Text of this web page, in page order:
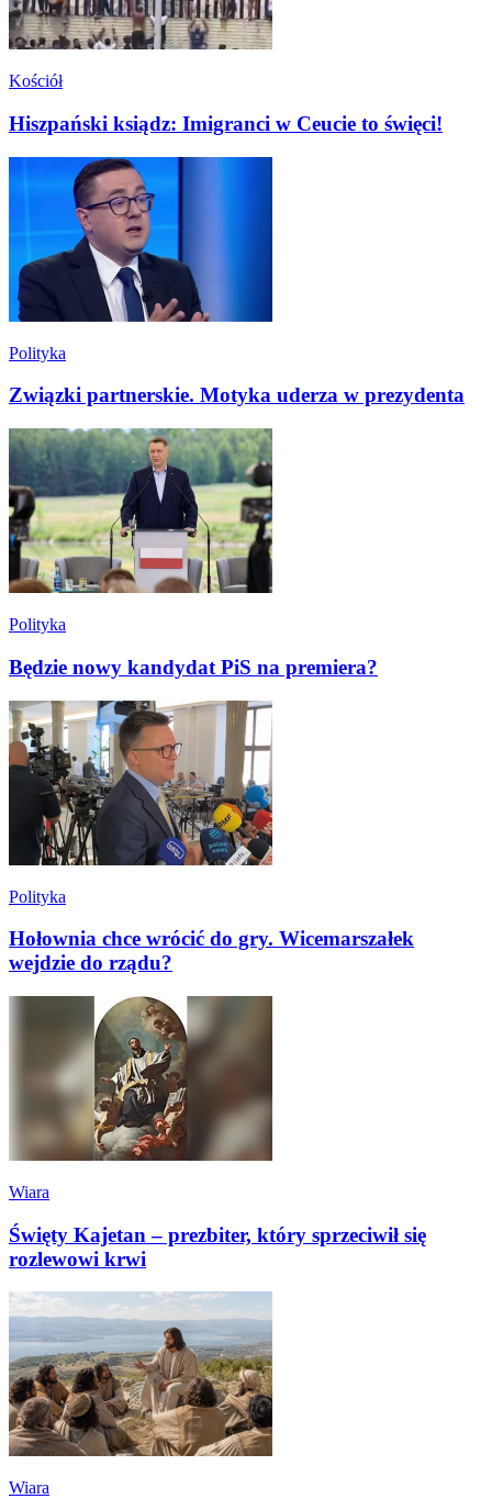
Kościół
Hiszpański ksiądz: Imigranci w Ceucie to święci!
Polityka
Związki partnerskie. Motyka uderza w prezydenta
Polityka
Będzie nowy kandydat PiS na premiera?
Polityka
Hołownia chce wrócić do gry. Wicemarszałek
wejdzie do rządu?
Wiara
Święty Kajetan – prezbiter, który sprzeciwił się
rozlewowi krwi
Wiara